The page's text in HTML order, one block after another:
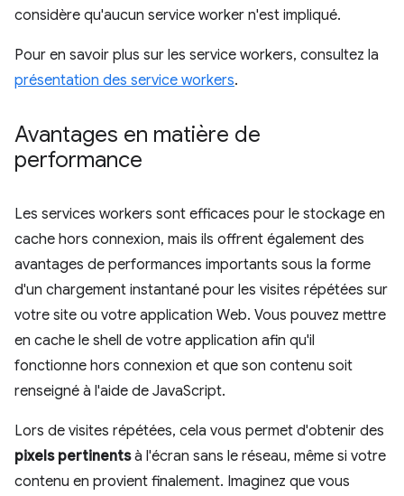
considère qu'aucun service worker n'est impliqué.
Pour en savoir plus sur les service workers, consultez la
présentation des service workers.
Avantages en matière de
performance
Les services workers sont efficaces pour le stockage en
cache hors connexion, mais ils offrent également des
avantages de performances importants sous la forme
d'un chargement instantané pour les visites répétées sur
votre site ou votre application Web. Vous pouvez mettre
en cache le shell de votre application afin qu'il
fonctionne hors connexion et que son contenu soit
renseigné à l'aide de JavaScript.
Lors de visites répétées, cela vous permet d'obtenir des
pixels pertinentsà l'écran sans le réseau, même si votre
contenu en provient finalement. Imaginez que vous